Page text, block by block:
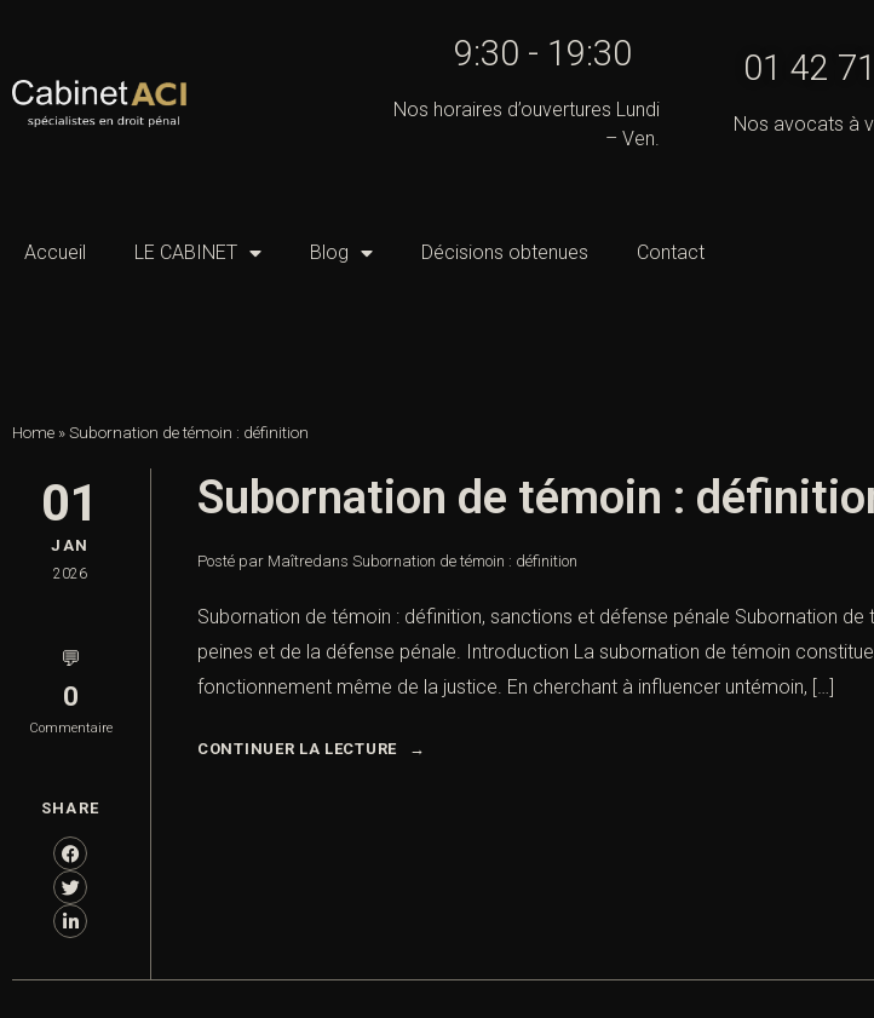
9:30 - 19:30
Nos horaires d’ouvertures Lundi
– Ven.
01 42
Nos avocats à
Accueil LE CABINET Blog Décisions obtenues Contact
Home »Subornation de témoin : définition
01
JAN
2026
💬
0
Commentaire
SHARE
Subornation de témoin :
Posté par Maîtredans Subornation de témoin : définition
Subornation de témoin : définition, sanctions et défense pénale Subornation
peines et de la défense pénale. Introduction La subornation de témoin
fonctionnement même de la justice. En cherchant à influencer untémoin, […]
CONTINUER LA LECTURE